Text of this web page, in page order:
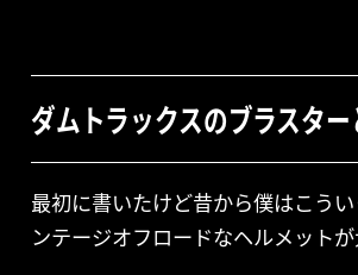
ダムトラックスのブラスタ
最初に書いたけど昔から僕はこう
ンテージオフロードなヘルメットが